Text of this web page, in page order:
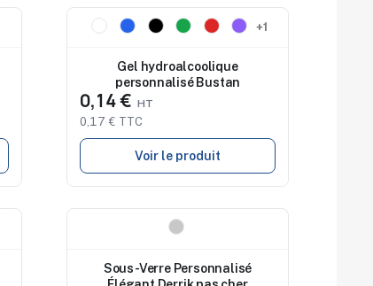
Nouveau +1
Gel hydroalcoolique
personnalisé Bustan
0,14 €
0,17 € TTC
Voir le produit
Sous-Verre Personnalisé